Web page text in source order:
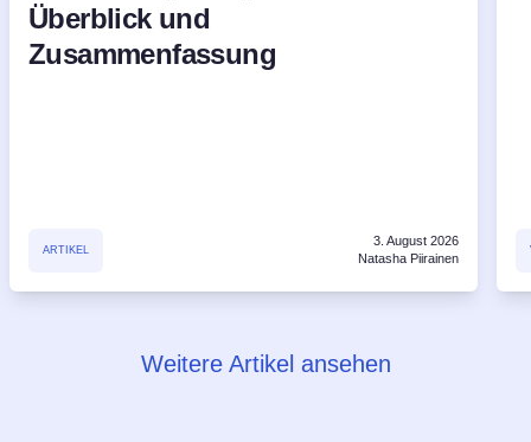
Überblick und
Zusammenfassung
ARTIKEL
3. August 2026
Natasha Piirainen
Weitere Artikel ansehen